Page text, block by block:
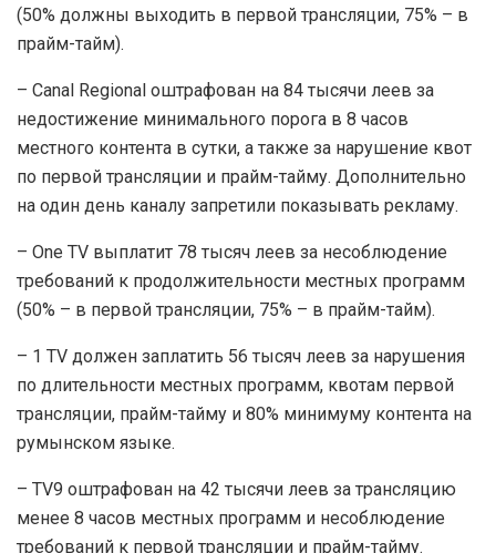
(50% должны выходить в первой трансляции, 75% – в
прайм-тайм).
– Canal Regional оштрафован на 84 тысячи леев за
недостижение минимального порога в 8 часов
местного контента в сутки, а также за нарушение квот
по первой трансляции и прайм-тайму. Дополнительно
на один день каналу запретили показывать рекламу.
– One TV выплатит 78 тысяч леев за несоблюдение
требований к продолжительности местных программ
(50% – в первой трансляции, 75% – в прайм-тайм).
– 1 TV должен заплатить 56 тысяч леев за нарушения
по длительности местных программ, квотам первой
трансляции, прайм-тайму и 80% минимуму контента на
румынском языке.
– TV9 оштрафован на 42 тысячи леев за трансляцию
менее 8 часов местных программ и несоблюдение
требований к первой трансляции и прайм-тайму.